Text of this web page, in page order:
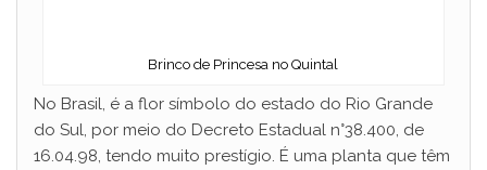
Brinco de Princesa no Quintal
No Brasil, é a flor símbolo do estado do Rio Grande
do Sul, por meio do Decreto Estadual n°38.400, de
16.04.98, tendo muito prestígio. É uma planta que têm